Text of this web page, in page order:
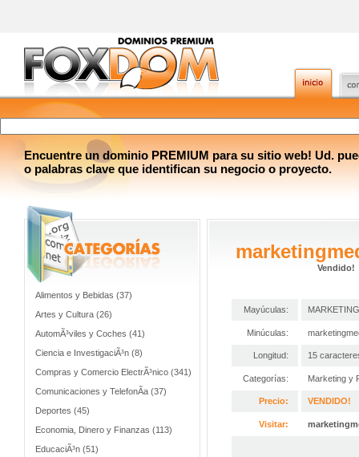
Encuentre un dominio PREMIUM para su sitio web! Ud.
o palabras clave que identifican su negocio o proyecto.
Alimentos y Bebidas (37)
Artes y Cultura (26)
AutomÃ³viles y Coches (41)
Ciencia e InvestigaciÃ³n (8)
Compras y Comercio ElectrÃ³nico (341)
Comunicaciones y TelefonÃ­a (37)
Deportes (45)
Economia, Dinero y Finanzas (113)
EducaciÃ³n (51)
Vendido!
Mayúculas:
Minúculas:
Longitud: 15
Categorías: Marketing y
Precio: VENDIDO!
Visitar: